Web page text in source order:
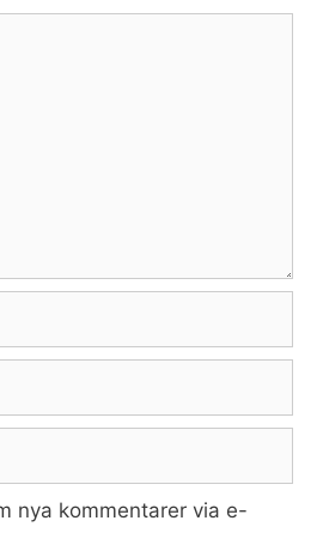
nya kommentarer via e-